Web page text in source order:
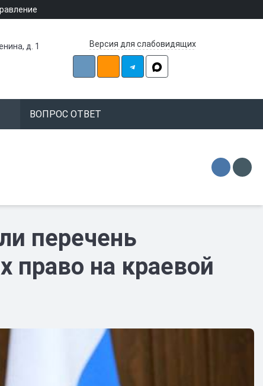
д. 1
Версия для слабовидящих
ВОПРОС ОТВЕТ
перечень
на краевой